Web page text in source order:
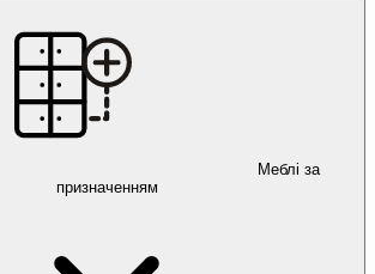
Меблі за
призначенням